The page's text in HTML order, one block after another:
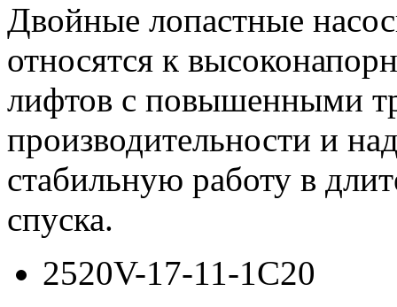
Двойные лопастные
относятся к
лифтов с повышенными
производительности и
стабильную работу в
спуска.
2520V-17-11-1C20